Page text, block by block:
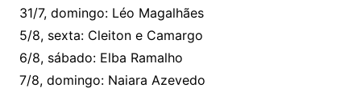
31/7, domingo: Léo Magalhães
5/8, sexta: Cleiton e Camargo
6/8, sábado: Elba Ramalho
7/8, domingo: Naiara Azevedo